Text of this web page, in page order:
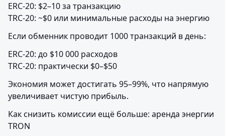
ERC-20: $2–10 за транзакцию
TRC-20: ~$0 или минимальные расходы на энергию
Если обменник проводит 1000 транзакций в день:
ERC-20: до $10 000 расходов
TRC-20: практически $0–$50
Экономия может достигать 95–99%, что напрямую
увеличивает чистую прибыль.
Как снизить комиссии ещё больше: аренда энергии
TRON